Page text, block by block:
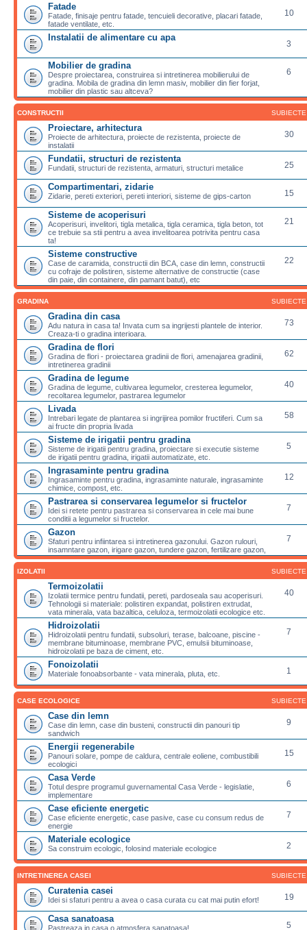
Fatade
Fatade, finisaje pentru fatade, tencuieli decorative, placari fatade,
fatade ventilate, etc.
10
Instalatii de alimentare cu apa
3
Mobilier de gradina
Despre proiectarea, construirea si intretinerea mobilierului de
gradina. Mobila de gradina din lemn masiv, mobilier din fier forjat,
mobilier din plastic sau altceva?
6
CONSTRUCTII SUBIECTE
Proiectare, arhitectura
Proiecte de arhitectura, proiecte de rezistenta, proiecte de
instalatii
30
Fundatii, structuri de rezistenta
Fundatii, structuri de rezistenta, armaturi, structuri metalice 25
Compartimentari, zidarie
Zidarie, pereti exteriori, pereti interiori, sisteme de gips-carton 15
Sisteme de acoperisuri
Acoperisuri, invelitori, tigla metalica, tigla ceramica, tigla beton, tot
ce trebuie sa stii pentru a avea invelitoarea potrivita pentru casa
ta!
21
Sisteme constructive
Case de caramida, constructii din BCA, case din lemn, constructii
cu cofraje de polistiren, sisteme alternative de constructie (case
din paie, din containere, din pamant batut), etc
22
GRADINA SUBIECTE
Gradina din casa
Adu natura in casa ta! Invata cum sa ingrijesti plantele de interior.
Creaza-ti o gradina interioara.
73
Gradina de flori
Gradina de flori - proiectarea gradinii de flori, amenajarea gradinii,
intretinerea gradinii
62
Gradina de legume
Gradina de legume, cultivarea legumelor, cresterea legumelor,
recoltarea legumelor, pastrarea legumelor
40
Livada
Intrebari legate de plantarea si ingrijirea pomilor fructiferi. Cum sa
ai fructe din propria livada
58
Sisteme de irigatii pentru gradina
Sisteme de irigatii pentru gradina, proiectare si executie sisteme
de irigatii pentru gradina, irigatii automatizate, etc.
5
Ingrasaminte pentru gradina
Ingrasaminte pentru gradina, ingrasaminte naturale, ingrasaminte
chimice, compost, etc.
12
Pastrarea si conservarea legumelor si fructelor
Idei si retete pentru pastrarea si conservarea in cele mai bune
conditii a legumelor si fructelor.
7
Gazon
Sfaturi pentru infiintarea si intretinerea gazonului. Gazon rulouri,
insamntare gazon, irigare gazon, tundere gazon, fertilizare gazon,
7
IZOLATII SUBIECTE
Termoizolatii
Izolatii termice pentru fundatii, pereti, pardoseala sau acoperisuri.
Tehnologii si materiale: polistiren expandat, polistiren extrudat,
vata minerala, vata bazaltica, celuloza, termoizolatii ecologice etc.
40
Hidroizolatii
Hidroizolatii pentru fundatii, subsoluri, terase, balcoane, piscine -
membrane bituminoase, membrane PVC, emulsii bituminoase,
hidroizolatii pe baza de ciment, etc.
7
Fonoizolatii
Materiale fonoabsorbante - vata minerala, pluta, etc. 1
CASE ECOLOGICE SUBIECTE
Case din lemn
Case din lemn, case din busteni, constructii din panouri tip
sandwich
9
Energii regenerabile
Panouri solare, pompe de caldura, centrale eoliene, combustibili
ecologici
15
Casa Verde
Totul despre programul guvernamental Casa Verde - legislatie,
implementare
6
Case eficiente energetic
Case eficiente energetic, case pasive, case cu consum redus de
energie
7
Materiale ecologice
Sa construim ecologic, folosind materiale ecologice 2
INTRETINEREA CASEI SUBIECTE
Curatenia casei
Idei si sfaturi pentru a avea o casa curata cu cat mai putin efort! 19
Casa sanatoasa
Pastreaza in casa o atmosfera sanatoasa! 5